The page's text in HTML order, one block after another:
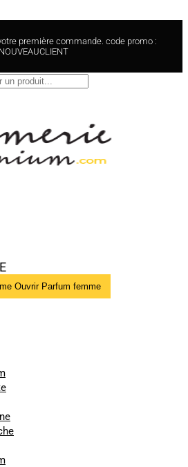
première commande. code promo :
NOUVEAUCLIENT
Ouvrir Parfum femme